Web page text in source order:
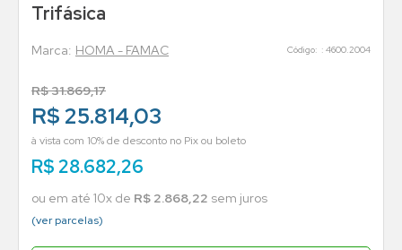
Trifásica
HOMA - FAMAC : 4600.2004
R$31.869,17
R$ 25.814,03
à vista com 10% de desconto no Pix ou boleto
R$28.682,26
ou em até 10x de R$ 2.868,22 sem juros
(ver parcelas)